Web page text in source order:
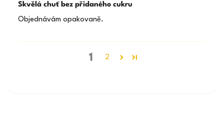
Skvělá chuť bez přidaného cukru
Objednávám opakovaně.
1 2